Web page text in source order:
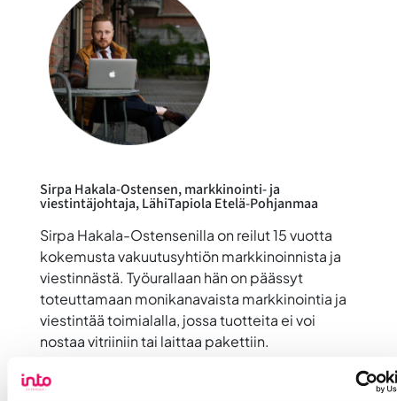
Sirpa Hakala-Ostensen, markkinointi- ja
viestintäjohtaja, LähiTapiola Etelä-Pohjanmaa
Sirpa Hakala-Ostensenilla on reilut 15 vuotta
kokemusta vakuutusyhtiön markkinoinnista ja
viestinnästä. Työurallaan hän on päässyt
toteuttamaan monikanavaista markkinointia ja
viestintää toimialalla, jossa tuotteita ei voi
nostaa vitriiniin tai laittaa pakettiin.